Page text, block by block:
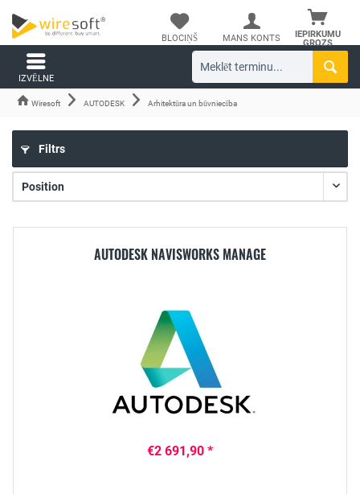
IEPIRKUMU
GROZS
BLOCIŅŠ MANS KONTS
IZVĒLNE
Wiresoft AUTODESK Arhitektūra un būvniecība
Filtrs
AUTODESK NAVISWORKS MANAGE
€2 691,90 *